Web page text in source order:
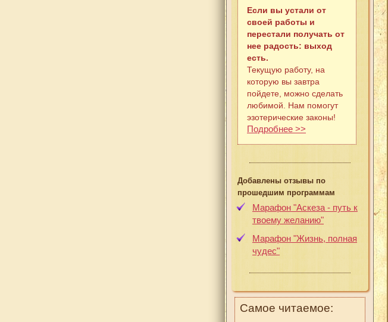
Если вы устали от
своей работы и
перестали получать от
нее радость: выход
есть.
Текущую работу, на
которую вы завтра
пойдете, можно сделать
любимой. Нам помогут
эзотерические законы!
Подробнее >>
Добавлены отзывы по
прошедшим программам
Марафон "Аскеза - путь к
твоему желанию"
Марафон "Жизнь, полная
чудес"
Самое читаемое: